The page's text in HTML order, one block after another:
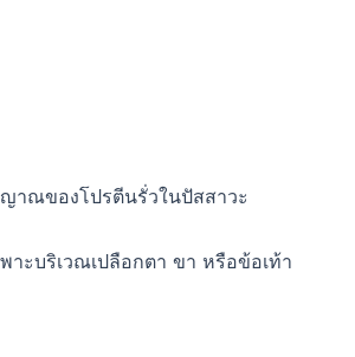
าณของโปรตีนรั่วในปัสสาวะ
าะบริเวณเปลือกตา ขา หรือข้อเท้า